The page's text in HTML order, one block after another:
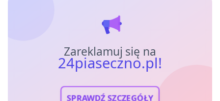
Zareklamuj się na
24piaseczno.pl!
SPRAWDŹ SZCZEGÓŁY